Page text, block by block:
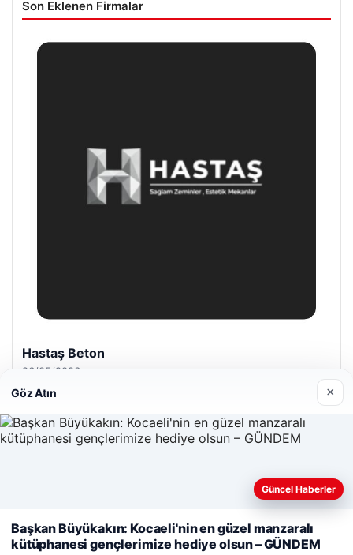
Son Eklenen Firmalar
Hastaş Beton
26/05/2026
Web sitemizi nasıl kullandığınızı daha iyi anlayabilmek,
kullanıyoruz.Çerez Politikamız
Göz Atın ×
Güncel Haberler
Başkan Büyükakın: Kocaeli'nin en güzel manzaralı
kütüphanesi gençlerimize hediye olsun – GÜNDEM
malta dil okulları|lemagrup.com.tr